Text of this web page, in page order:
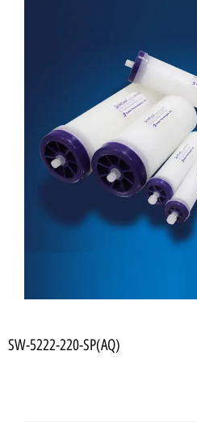
SW-5222-220-SP(AQ)